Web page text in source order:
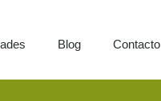
Blog Contacto